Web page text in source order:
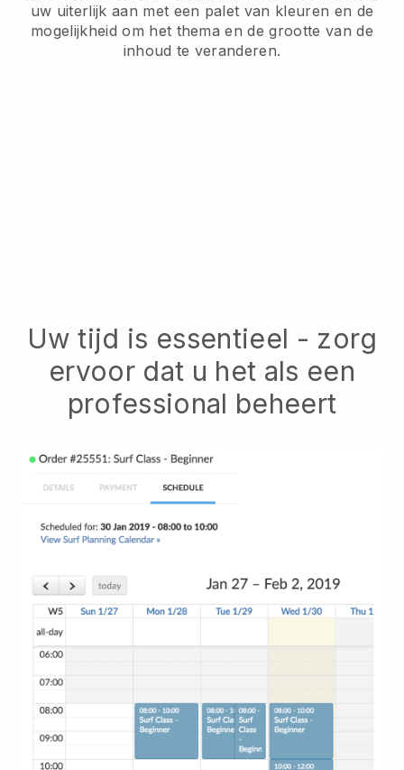
uw uiterlijk aan met een palet van kleuren en de
mogelijkheid om het thema en de grootte van de
inhoud te veranderen.
Uw tijd is essentieel - zorg
ervoor dat u het als een
professional beheert